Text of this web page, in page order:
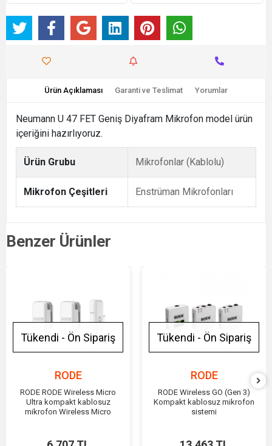
Ürün Açıklaması Garanti ve Teslimat Yorumlar
Neumann U 47 FET Geniş Diyafram Mikrofon model ürün
içeriğini hazırlıyoruz.
Ürün Grubu Mikrofonlar (Kablolu)
Mikrofon Çeşitleri Enstrüman Mikrofonları
Benzer Ürünler
Tükendi - Ön Sipariş
RODE
RODE RODE Wireless Micro
Ultra kompakt kablosuz
mikrofon Wireless Micro
Tükendi - Ön Sipariş
RODE
RODE Wireless GO (Gen 3)
Kompakt kablosuz mikrofon
sistemi